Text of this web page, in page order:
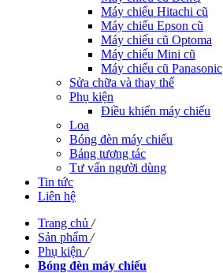
Máy chiếu Hitachi cũ
Máy chiếu Epson cũ
Máy chiếu cũ Optoma
Máy chiếu Mini cũ
Máy chiếu cũ Panasonic
Sửa chữa và thay thế
Phụ kiện
Điều khiển máy chiếu
Loa
Bóng đèn máy chiếu
Bảng tương tác
Tư vấn người dùng
Tin tức
Liên hệ
Trang chủ /
Sản phẩm /
Phụ kiện /
Bóng đèn máy chiếu